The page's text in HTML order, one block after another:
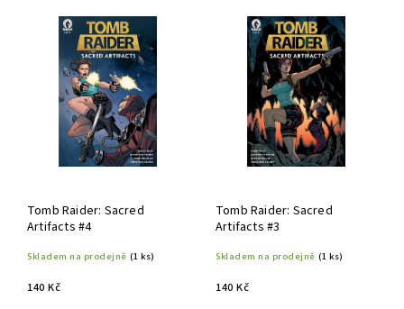
Nejdražší
Nejprodávanější
Abecedně
Tomb Raider: Sacred
Artifacts #4
Skladem na prodejně (1 ks)
140 Kč
Tomb Raider: Sacred
Artifacts #3
Skladem na prodejně (1 ks)
140 Kč